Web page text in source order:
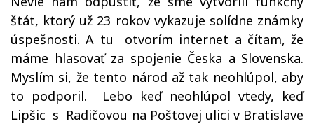
štát, ktorý už 23 rokov vykazuje solídne známky
úspešnosti. A tu otvorím internet a čítam, že
máme hlasovať za spojenie Česka a Slovenska.
Myslím si, že tento národ až tak neohlúpol, aby
to podporil. Lebo keď neohlúpol vtedy, keď
Lipšic s Radičovou na Poštovej ulici v Bratislave